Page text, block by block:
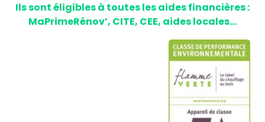
Ils sont éligibles à toutes les aides financières :
MaPrimeRénov’, CITE, CEE, aides locales…